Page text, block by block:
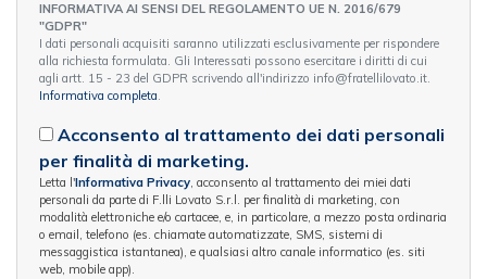
INFORMATIVA AI SENSI DEL REGOLAMENTO UE N. 2016/679
"GDPR"
I dati personali acquisiti saranno utilizzati esclusivamente per rispondere
alla richiesta formulata. Gli Interessati possono esercitare i diritti di cui
agli artt. 15 - 23 del GDPR scrivendo all'indirizzo info@fratellilovato.it.
Informativa completa.
Acconsento al trattamento dei dati personali
per finalità di marketing.
Letta l'Informativa Privacy, acconsento al trattamento dei miei dati
personali da parte di F.lli Lovato S.r.l. per finalità di marketing, con
modalità elettroniche e/o cartacee, e, in particolare, a mezzo posta ordinaria
o email, telefono (es. chiamate automatizzate, SMS, sistemi di
messaggistica istantanea), e qualsiasi altro canale informatico (es. siti
web, mobile app).